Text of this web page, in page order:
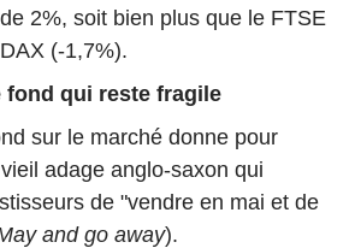
2%, soit bien plus que le FTSE
(-1,7%).
fond qui reste fragile
sur le marché donne pour
adage anglo-saxon qui
de "vendre en mai et de
and go away).